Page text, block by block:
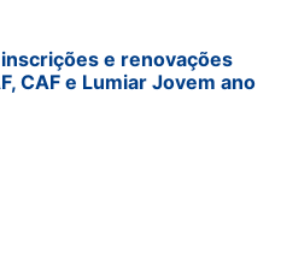
e renovações
CAF e Lumiar Jovem ano